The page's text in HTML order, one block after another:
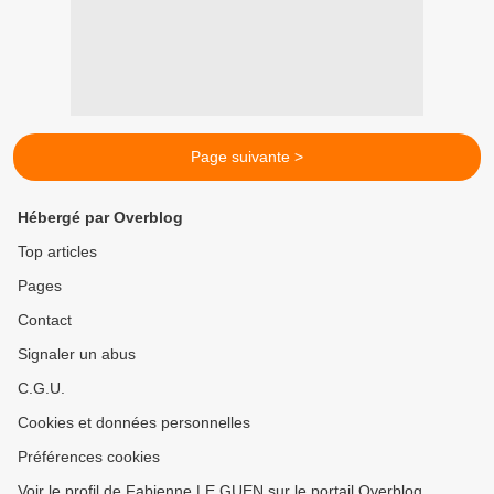
Page suivante >
Hébergé par Overblog
Top articles
Pages
Contact
Signaler un abus
C.G.U.
Cookies et données personnelles
Préférences cookies